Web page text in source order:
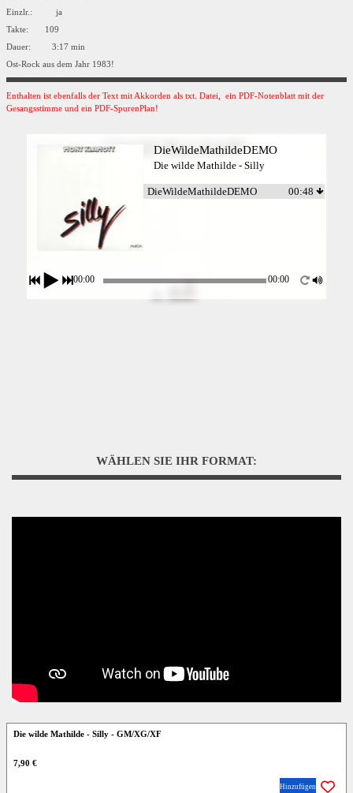
Einzlr.: ja
Takte: 109
Dauer: 3:17 min
Ost-Rock aus dem Jahr 1983!
Enthalten ist ebenfalls der Text mit Akkorden als txt. Datei, ein PDF-Notenblatt mit der
Gesangsstimme und ein PDF-SpurenPlan!
DieWildeMathildeDEMO
Die wilde Mathilde - Silly
DieWildeMathildeDEMO 00:48
00:00 00:00
WÄHLEN SIE IHR FORMAT:
Die wilde Mathilde - Silly - GM/XG/XF
7,90 €
Hinzufügen